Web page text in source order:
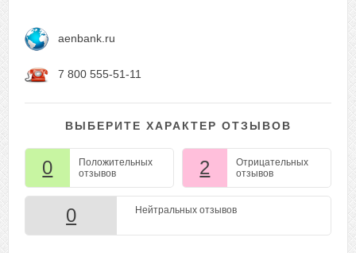
aenbank.ru
7 800 555-51-11
ВЫБЕРИТЕ ХАРАКТЕР ОТЗЫВОВ
0
Положительных
отзывов
2
Отрицательных
отзывов
0 Нейтральных отзывов